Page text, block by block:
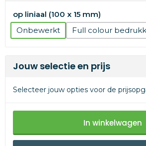
op liniaal (100 x 15 mm)
Onbewerkt
Full colour
Jouw selectie en prijs
Selecteer jouw opties voor de
In winkelwagen